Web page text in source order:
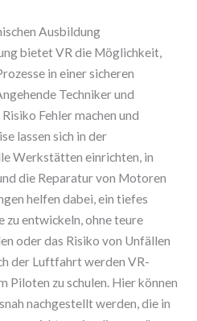
Ausbildung
bietet VR die Möglichkeit,
in einer sicheren
Techniker und
Fehler machen und
lassen sich in der
Werkstätten einrichten, in
die Reparatur von Motoren
helfen dabei, ein tiefes
entwickeln, ohne teure
oder das Risiko von Unfällen
der Luftfahrt werden VR-
Piloten zu schulen. Hier können
nachgestellt werden, die in